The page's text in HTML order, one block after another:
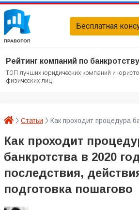
Бесплатная
Рейтинг компаний по
ТОП лучших юридических компаний и
физических лиц
Статьи Как проходит процедура
Как проходит
банкротства в 2020
последствия,
подготовка пошагово